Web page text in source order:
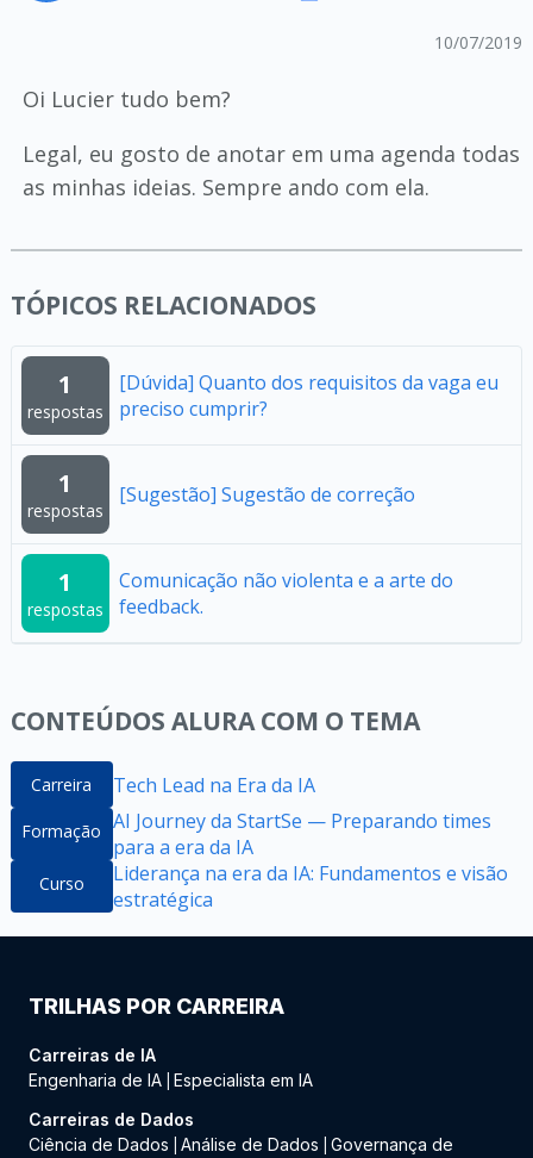
10/07/2019
Oi Lucier tudo bem?
Legal, eu gosto de anotar em uma agenda todas
as minhas ideias. Sempre ando com ela.
TÓPICOS RELACIONADOS
1
respostas
[Dúvida] Quanto dos requisitos da vaga eu
preciso cumprir?
1
respostas
[Sugestão] Sugestão de correção
1
respostas
Comunicação não violenta e a arte do
feedback.
CONTEÚDOS ALURA COM O TEMA
Carreira Tech Lead na Era da IA
Formação AI Journey da StartSe — Preparando times
para a era da IA
Curso
Liderança na era da IA: Fundamentos e visão
estratégica​
TRILHAS POR CARREIRA
Carreiras de IA
Engenharia de IA Especialista em IA
Carreiras de Dados
Ciência de Dados
Análise de Dados
Governança de